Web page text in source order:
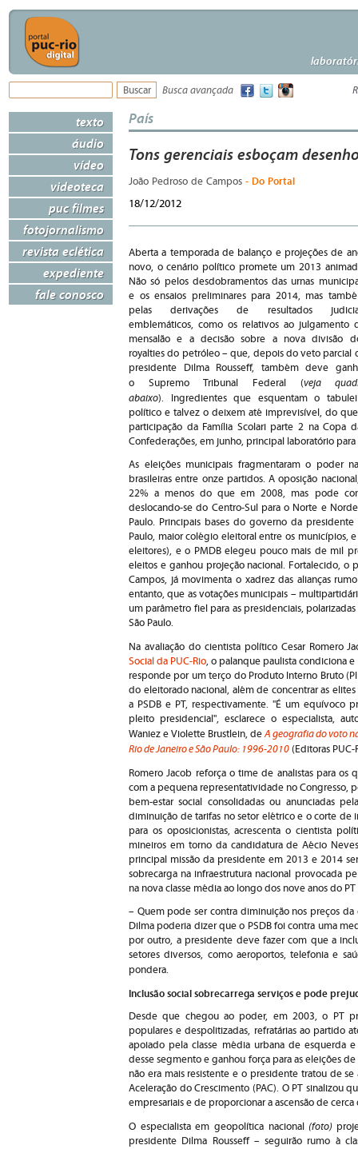
Busca avançada
texto
áudio
vídeo
videoteca
puc filmes
fotojornalismo
revista eclética
expediente
fale conosco
País
Tons gerenciais esboçam
João Pedroso de Campos - Do Portal
18/12/2012
Aberta a temporada de balanço e projeções de
novo, o cenário político promete um 2013
Não só pelos desdobramentos das urnas
e os ensaios preliminares para 2014, mas
pelas derivações de resultados
emblemáticos, como os relativos ao julgamento
mensalão e a decisão sobre a nova divisão
royalties do petróleo – que, depois do veto parcial
presidente Dilma Rousseff, também deve
o Supremo Tribunal Federal (veja
abaixo). Ingredientes que esquentam o
político e talvez o deixem até imprevisível, do
participação da Família Scolari parte 2 na Copa
Confederações, em junho, principal laboratório
As eleições municipais fragmentaram o poder
brasileiras entre onze partidos. A oposição
22% a menos do que em 2008, mas pode
deslocando-se do Centro-Sul para o Norte e
Paulo. Principais bases do governo da
Paulo, maior colégio eleitoral entre os municípios,
eleitores), e o PMDB elegeu pouco mais de mil
eleitos e ganhou projeção nacional. Fortalecido,
Campos, já movimenta o xadrez das alianças
entanto, que as votações municipais –
um parâmetro fiel para as presidenciais,
São Paulo.
Na avaliação do cientista político Cesar Romero
Social da PUC-Rio, o palanque paulista condiciona
responde por um terço do Produto Interno Bruto
do eleitorado nacional, além de concentrar as
a PSDB e PT, respectivamente. "É um equívoco
pleito presidencial", esclarece o especialista,
Waniez e Violette Brustlein, deA geografia do voto
Rio de Janeiro e São Paulo: 1996-2010 (Editoras
Romero Jacob reforça o time de analistas para os
com a pequena representatividade no Congresso,
bem-estar social consolidadas ou anunciadas
diminuição de tarifas no setor elétrico e o corte de
para os oposicionistas, acrescenta o cientista
mineiros em torno da candidatura de Aécio
principal missão da presidente em 2013 e 2014
sobrecarga na infraestrutura nacional provocada
na nova classe média ao longo dos nove anos do
– Quem pode ser contra diminuição nos preços
Dilma poderia dizer que o PSDB foi contra uma
por outro, a presidente deve fazer com que a
setores diversos, como aeroportos, telefonia e
pondera.
Inclusão social sobrecarrega serviços e pode
Desde que chegou ao poder, em 2003, o PT
populares e despolitizadas, refratárias ao partido
apoiado pela classe média urbana de esquerda
desse segmento e ganhou força para as eleições
não era mais resistente e o presidente tratou de
Aceleração do Crescimento (PAC). O PT sinalizou
empresariais e de proporcionar a ascensão de
O especialista em geopolítica nacional (foto)
presidente Dilma Rousseff – seguirão rumo à